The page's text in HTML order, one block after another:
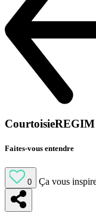
CourtoisieREGIM
Faites-vous entendre
0 Ça vous